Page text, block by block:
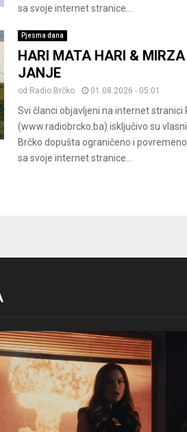
sa svoje internet stranice...
Pjesma dana
HARI MATA HARI &
JANJE
od Radio Brčko 01.08.2026 - 05:01
Svi članci objavljeni na internet stranici
(www.radiobrcko.ba) isključivo su
Brčko dopušta ograničeno i
sa svoje internet stranice...